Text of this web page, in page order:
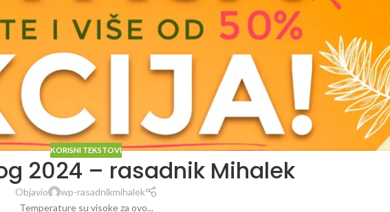
KORISNI TEKSTOVI
2024 – rasadnik Mihalek
Objavio
wp-rasadnikmihalek
Temperature su visoke za ovo...